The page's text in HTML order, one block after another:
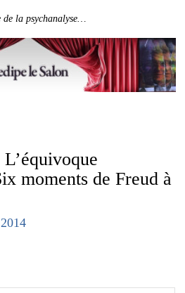
de la psychanalyse…
moments de Freud à